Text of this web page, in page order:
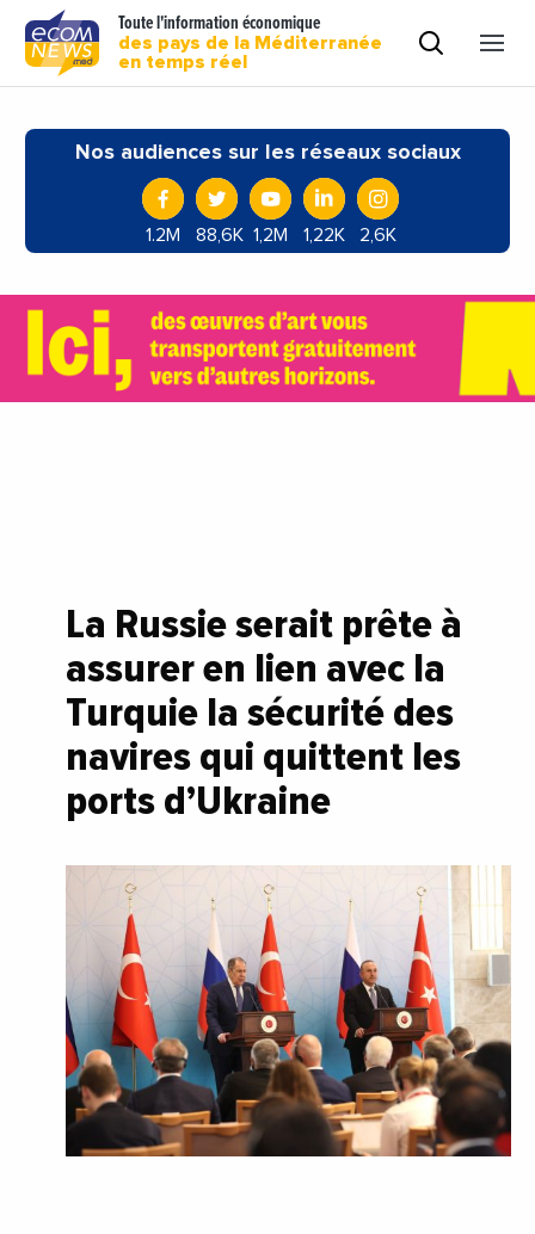
Toute l'information économique
des pays de la Méditerranée
en temps réel
Nos audiences sur les réseaux sociaux
1.2M 88,6K 1,2M 1,22K 2,6K
La Russie serait prête à
assurer en lien avec la
Turquie la sécurité des
navires qui quittent les
ports d’Ukraine